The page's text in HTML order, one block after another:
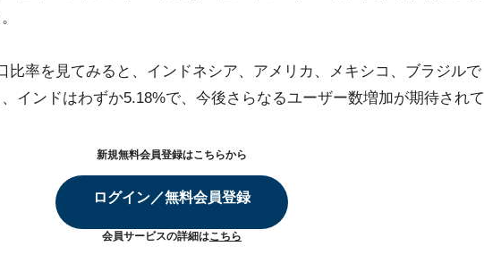
比率を見てみると、インドネシア、アメリカ、メキシコ、ブラジルで
インドはわずか5.18%で、今後さらなるユーザー数増加が期待されて
新規無料会員登録はこちらから
ログイン／無料会員登録
会員サービスの詳細はこちら